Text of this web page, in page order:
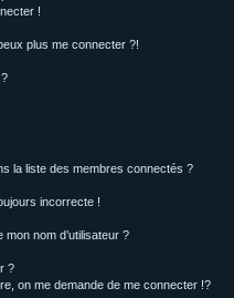
!
plus me connecter ?!
la liste des membres connectés ?
incorrecte !
nom d’utilisateur ?
?
on me demande de me connecter !?